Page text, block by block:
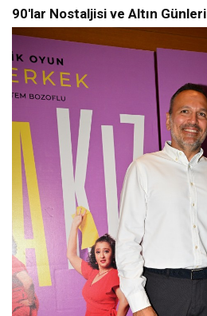
90'lar Nostaljisi ve Altın Günleri